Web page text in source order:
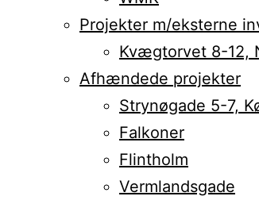
Projekter m/eksterne
Kvægtorvet 8-12,
Afhændede projekter
Strynøgade 5-7,
Falkoner
Flintholm
Vermlandsgade